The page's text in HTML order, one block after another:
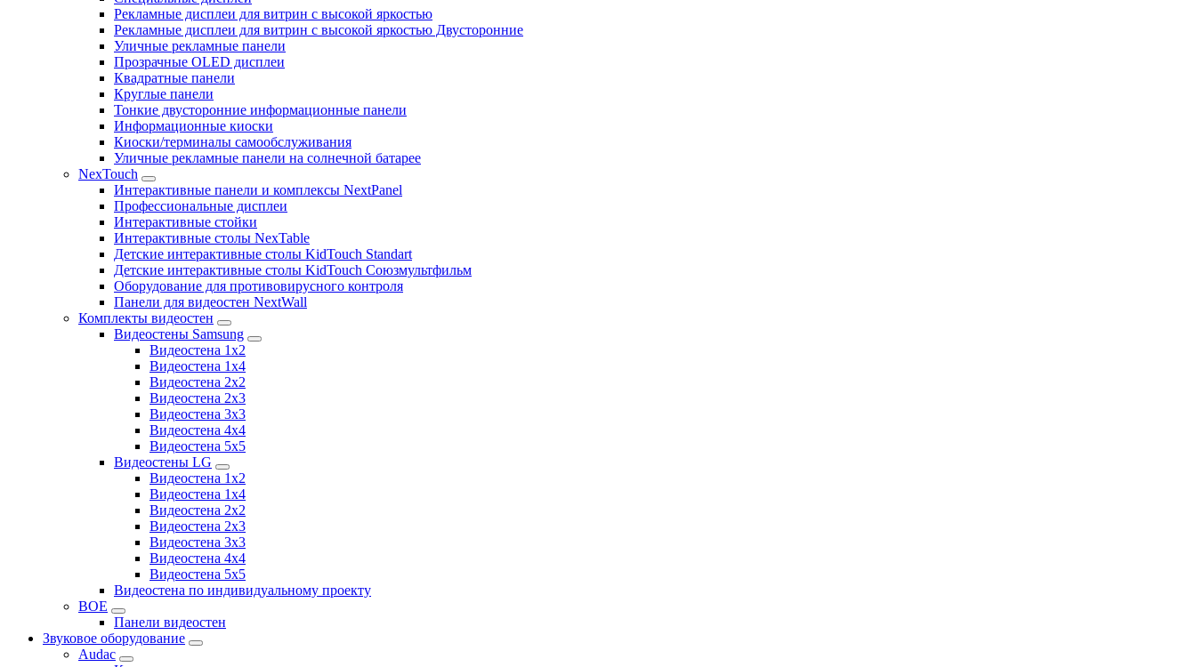
Рекламные дисплеи для витрин с высокой яркостью
Рекламные дисплеи для витрин с высокой яркостью Двусторонние
Уличные рекламные панели
Прозрачные OLED дисплеи
Квадратные панели
Круглые панели
Тонкие двусторонние информационные панели
Информационные киоски
Киоски/терминалы самообслуживания
Уличные рекламные панели на солнечной батарее
NexTouch
Интерактивные панели и комплексы NextPanel
Профессиональные дисплеи
Интерактивные стойки
Интерактивные столы NexTable
Детские интерактивные столы KidTouch Standart
Детские интерактивные столы KidTouch Союзмультфильм
Оборудование для противовирусного контроля
Панели для видеостен NextWall
Комплекты видеостен
Видеостены Samsung
Видеостена 1x2
Видеостена 1x4
Видеостена 2x2
Видеостена 2х3
Видеостена 3x3
Видеостена 4x4
Видеостена 5x5
Видеостены LG
Видеостена 1x2
Видеостена 1x4
Видеостена 2x2
Видеостена 2x3
Видеостена 3x3
Видеостена 4x4
Видеостена 5x5
Видеостена по индивидуальному проекту
BOE
Панели видеостен
Звуковое оборудование
Audac